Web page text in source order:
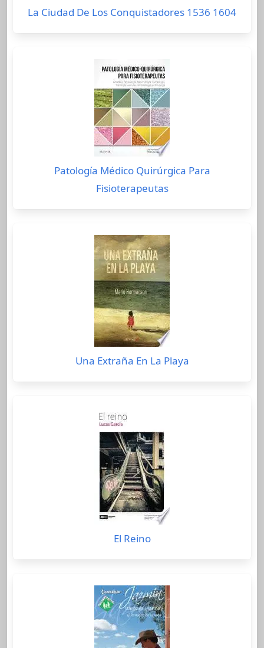
La Ciudad De Los Conquistadores 1536 1604
Patología Médico Quirúrgica Para
Fisioterapeutas
Una Extraña En La Playa
El Reino